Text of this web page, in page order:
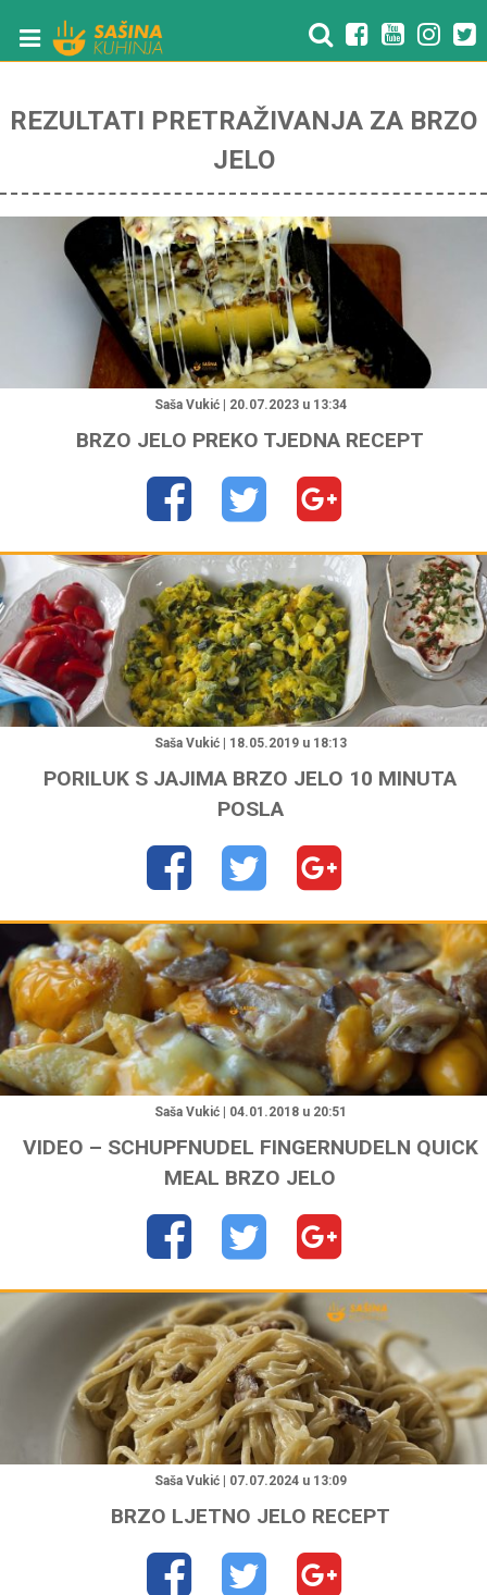
REZULTATI PRETRAŽIVANJA ZA BRZO
JELO
"
Saša Vukić | 20.07.2023 u 13:34
BRZO JELO PREKO TJEDNA RECEPT
"
Saša Vukić | 18.05.2019 u 18:13
PORILUK S JAJIMA BRZO JELO 10 MINUTA
POSLA
"
Saša Vukić | 04.01.2018 u 20:51
VIDEO – SCHUPFNUDEL FINGERNUDELN QUICK
MEAL BRZO JELO
"
Saša Vukić | 07.07.2024 u 13:09
BRZO LJETNO JELO RECEPT